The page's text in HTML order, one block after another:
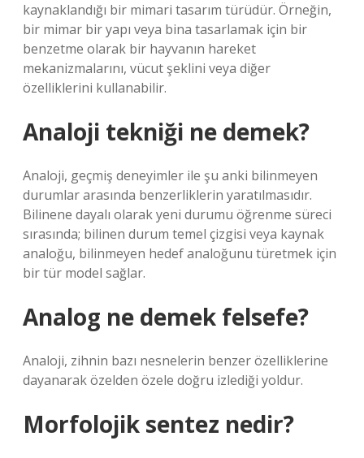
kaynaklandığı bir mimari tasarım türüdür. Örneğin,
bir mimar bir yapı veya bina tasarlamak için bir
benzetme olarak bir hayvanın hareket
mekanizmalarını, vücut şeklini veya diğer
özelliklerini kullanabilir.
Analoji tekniği ne demek?
Analoji, geçmiş deneyimler ile şu anki bilinmeyen
durumlar arasında benzerliklerin yaratılmasıdır.
Bilinene dayalı olarak yeni durumu öğrenme süreci
sırasında; bilinen durum temel çizgisi veya kaynak
analoğu, bilinmeyen hedef analoğunu türetmek için
bir tür model sağlar.
Analog ne demek felsefe?
Analoji, zihnin bazı nesnelerin benzer özelliklerine
dayanarak özelden özele doğru izlediği yoldur.
Morfolojik sentez nedir?